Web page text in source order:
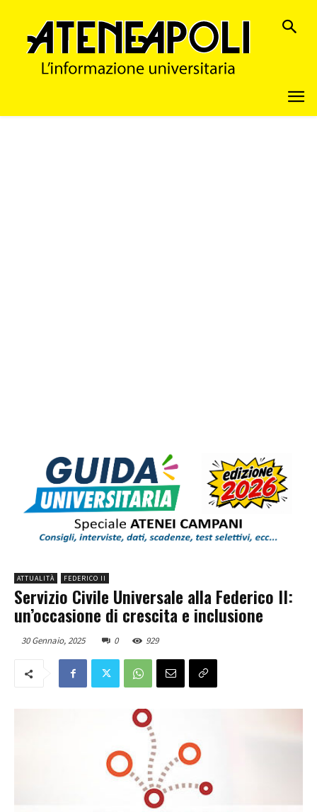
ATTUALITÀ FEDERICO II
Servizio Civile Universale alla Federico II:
un’occasione di crescita e inclusione
30 Gennaio, 2025 0 929